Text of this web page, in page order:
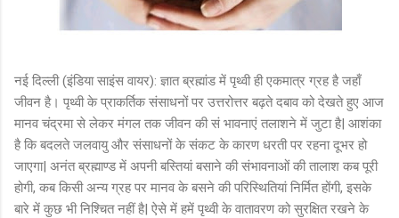
नई दिल्ली (इंडिया साइंस वायर): ज्ञात ब्रह्मांड में पृथ्वी ही एकमात्र ग्रह है जहाँ
जीवन है। पृथ्वी के प्राकर्तिक संसाधनों पर उत्तरोत्तर बढ़ते दबाव को देखते हुए आज
मानव चंद्रमा से लेकर मंगल तक जीवन की सं भावनाएं तलाशने में जुटा है| आशंका
है कि बदलते जलवायु और संसाधनों के संकट के कारण धरती पर रहना दूभर हो
जाएगा| अनंत ब्रह्माण्ड में अपनी बस्तियां बसाने की संभावनाओं की तालाश कब पूरी
होगी, कब किसी अन्य ग्रह पर मानव के बसने की परिस्थितियां निर्मित होंगी, इसके
बारे में कुछ भी निश्चित नहीं है| ऐसे में हमें पृथ्वी के वातावरण को सुरक्षित रखने के